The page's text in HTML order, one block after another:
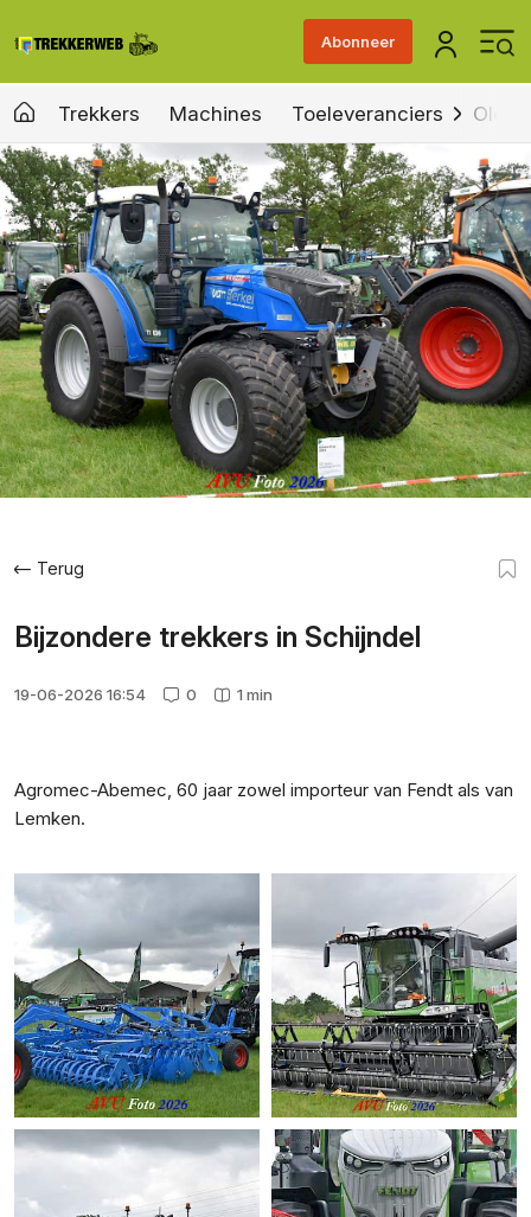
Abonneer
Trekkers Machines Toeleveranciers Old &
Terug
Bijzondere trekkers in Schijndel
19-06-2026 16:54 0 1 min
Agromec-Abemec, 60 jaar zowel importeur van Fendt als van
Lemken.